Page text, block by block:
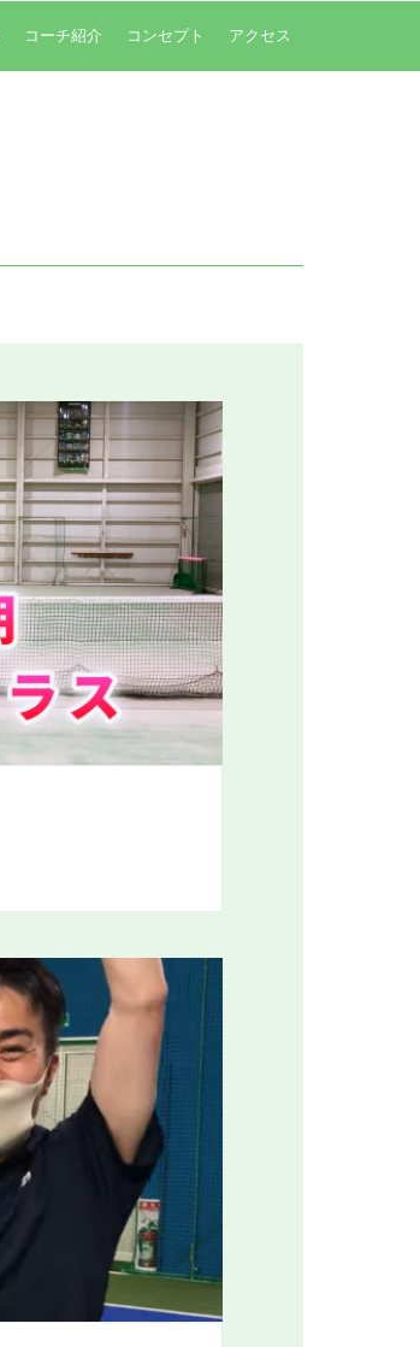
コーチ紹介 コンセプト アクセス